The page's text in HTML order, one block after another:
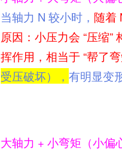
当轴力 N 较小时， 随着
原因：小压力会 “压缩
挥作用，相当于 “帮了弯
受压破坏）， 有明显变
大轴力 + 小弯矩（小偏